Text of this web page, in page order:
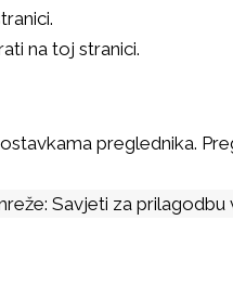
na toj stranici.
preglednika.
Savjeti za prilagodbu